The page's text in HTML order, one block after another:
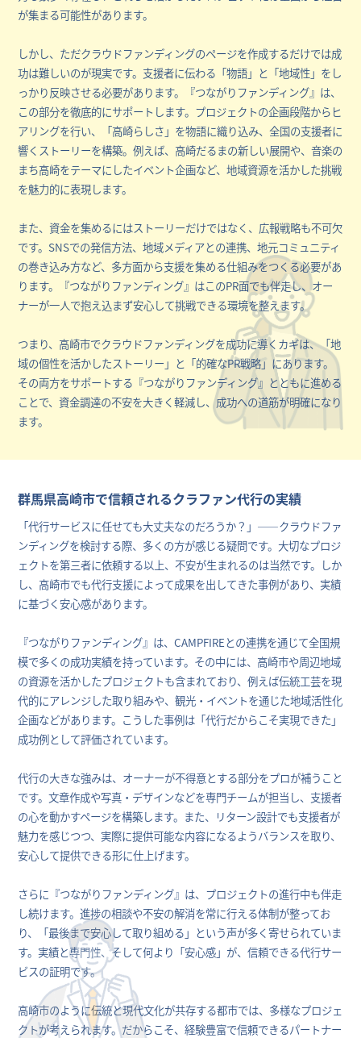
が集まる可能性があります。
しかし、ただクラウドファンディングのページを作成するだけでは成
功は難しいのが現実です。支援者に伝わる「物語」と「地域性」をし
っかり反映させる必要があります。『つながりファンディング』は、
この部分を徹底的にサポートします。プロジェクトの企画段階からヒ
アリングを行い、「高崎らしさ」を物語に織り込み、全国の支援者に
響くストーリーを構築。例えば、高崎だるまの新しい展開や、音楽の
まち高崎をテーマにしたイベント企画など、地域資源を活かした挑戦
を魅力的に表現します。
また、資金を集めるにはストーリーだけではなく、広報戦略も不可欠
です。SNSでの発信方法、地域メディアとの連携、地元コミュニティ
の巻き込み方など、多方面から支援を集める仕組みをつくる必要があ
ります。『つながりファンディング』はこのPR面でも伴走し、オー
ナーが一人で抱え込まず安心して挑戦できる環境を整えます。
つまり、高崎市でクラウドファンディングを成功に導くカギは、「地
域の個性を活かしたストーリー」と「的確なPR戦略」にあります。
その両方をサポートする『つながりファンディング』とともに進める
ことで、資金調達の不安を大きく軽減し、成功への道筋が明確になり
ます。
群馬県高崎市で信頼されるクラファン代行の実績
「代行サービスに任せても大丈夫なのだろうか？」――クラウドファ
ンディングを検討する際、多くの方が感じる疑問です。大切なプロジ
ェクトを第三者に依頼する以上、不安が生まれるのは当然です。しか
し、高崎市でも代行支援によって成果を出してきた事例があり、実績
に基づく安心感があります。
『つながりファンディング』は、CAMPFIREとの連携を通じて全国規
模で多くの成功実績を持っています。その中には、高崎市や周辺地域
の資源を活かしたプロジェクトも含まれており、例えば伝統工芸を現
代的にアレンジした取り組みや、観光・イベントを通じた地域活性化
企画などがあります。こうした事例は「代行だからこそ実現できた」
成功例として評価されています。
代行の大きな強みは、オーナーが不得意とする部分をプロが補うこと
です。文章作成や写真・デザインなどを専門チームが担当し、支援者
の心を動かすページを構築します。また、リターン設計でも支援者が
魅力を感じつつ、実際に提供可能な内容になるようバランスを取り、
安心して提供できる形に仕上げます。
さらに『つながりファンディング』は、プロジェクトの進行中も伴走
し続けます。進捗の相談や不安の解消を常に行える体制が整ってお
り、「最後まで安心して取り組める」という声が多く寄せられていま
す。実績と専門性、そして何より「安心感」が、信頼できる代行サー
ビスの証明です。
高崎市のように伝統と現代文化が共存する都市では、多様なプロジェ
クトが考えられます。だからこそ、経験豊富で信頼できるパートナー